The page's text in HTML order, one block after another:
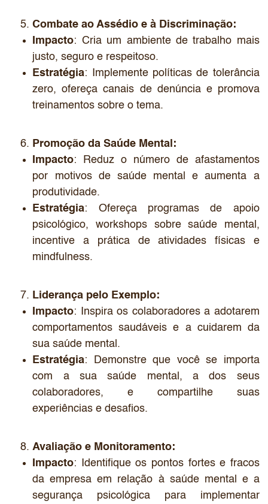
Combate ao Assédio e à Discriminação:
Impacto: Cria um ambiente de trabalho mais
justo, seguro e respeitoso.
Estratégia: Implemente políticas de tolerância
zero, ofereça canais de denúncia e promova
treinamentos sobre o tema.
Promoção da Saúde Mental:
Impacto: Reduz o número de afastamentos
por motivos de saúde mental e aumenta a
produtividade.
Estratégia: Ofereça programas de apoio
psicológico, workshops sobre saúde mental,
incentive a prática de atividades físicas e
mindfulness.
Liderança pelo Exemplo:
Impacto: Inspira os colaboradores a adotarem
comportamentos saudáveis e a cuidarem da
sua saúde mental.
Estratégia: Demonstre que você se importa
com a sua saúde mental, a dos seus
colaboradores, e compartilhe suas
experiências e desafios.
Avaliação e Monitoramento:
Impacto: Identifique os pontos fortes e fracos
da empresa em relação à saúde mental e a
segurança psicológica para implementar